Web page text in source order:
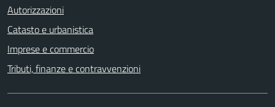
Autorizzazioni
Catasto e urbanistica
Imprese e commercio
Tributi, finanze e contravvenzioni